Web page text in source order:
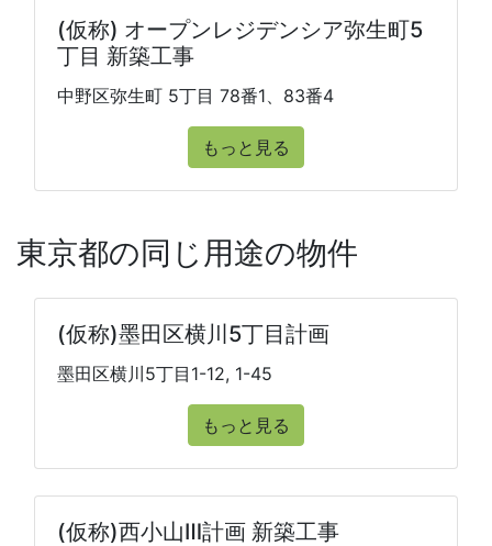
(仮称) オープンレジデンシア弥生町5
丁目 新築工事
中野区弥生町 5丁目 78番1、83番4
もっと見る
東京都の同じ用途の物件
(仮称)墨田区横川5丁目計画
墨田区横川5丁目1-12, 1-45
もっと見る
(仮称)西小山Ⅲ計画 新築工事